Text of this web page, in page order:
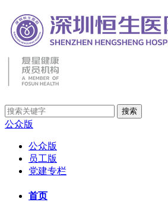
公众版
公众版
员工版
党建专栏
首页